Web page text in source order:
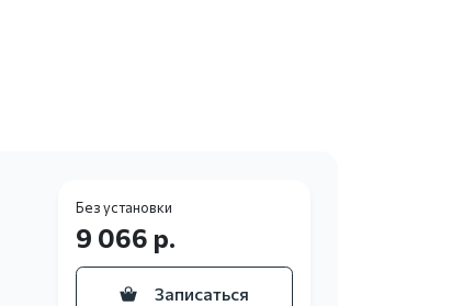
Без установки
9 066 р.
Записаться